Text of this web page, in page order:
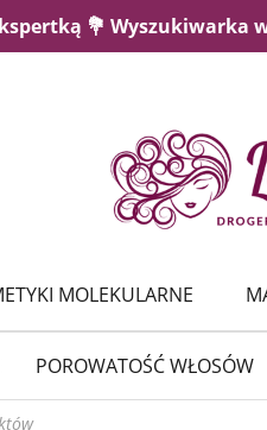
💐 Wyszukiwarka
MOLEKULARNE
POROWATOŚĆ WŁOSÓW